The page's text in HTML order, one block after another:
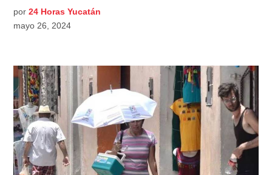
por 24 Horas Yucatán
mayo 26, 2024